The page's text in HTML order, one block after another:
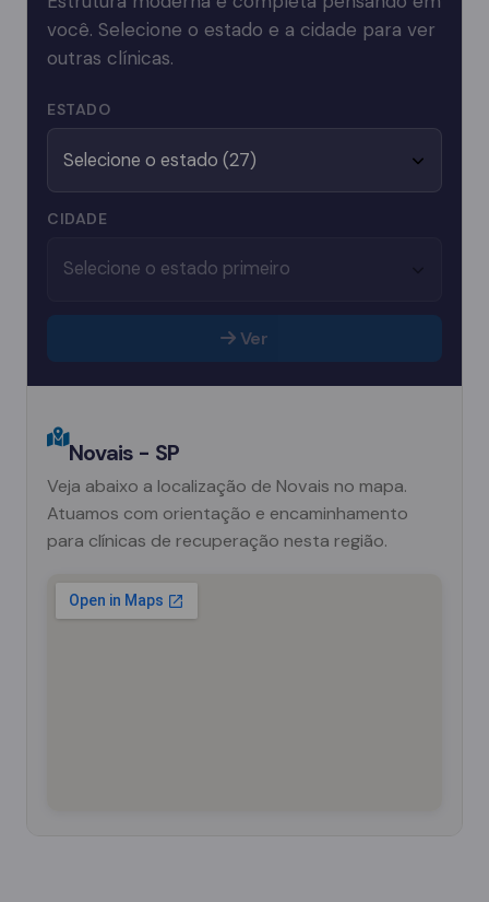
você. Selecione o estado e a cidade para ver
outras clínicas.
ESTADO
CIDADE
Ver
Novais - SP
Veja abaixo a localização de Novais no mapa.
Atuamos com orientação e encaminhamento
para clínicas de recuperação nesta região.